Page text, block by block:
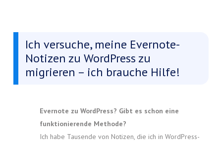
Ich versuche, meine Evernote-
Notizen zu WordPress zu
migrieren – ich brauche Hilfe!
Evernote zu WordPress? Gibt es schon eine
funktionierende Methode?
Ich habe Tausende von Notizen, die ich in WordPress-